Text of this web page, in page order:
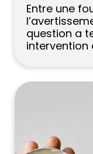
Entre une
question a
intervention
chose de
bonne
cheveux
routine